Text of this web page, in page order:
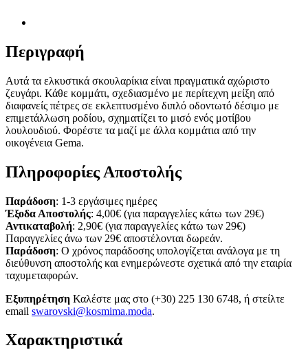
Περιγραφή
Αυτά τα ελκυστικά σκουλαρίκια είναι πραγματικά αχώριστο
ζευγάρι. Κάθε κομμάτι, σχεδιασμένο με περίτεχνη μείξη από
διαφανείς πέτρες σε εκλεπτυσμένο διπλό οδοντωτό δέσιμο με
επιμετάλλωση ροδίου, σχηματίζει το μισό ενός μοτίβου
λουλουδιού. Φορέστε τα μαζί με άλλα κομμάτια από την
οικογένεια Gema.
Πληροφορίες Αποστολής
Παράδοση: 1-3 εργάσιμες ημέρες
Έξοδα Αποστολής: 4,00€ (για παραγγελίες κάτω των 29€)
Αντικαταβολή: 2,90€ (για παραγγελίες κάτω των 29€)
Παραγγελίες άνω των 29€ αποστέλονται δωρεάν.
Παράδοση: Ο χρόνος παράδοσης υπολογίζεται ανάλογα με τη
διεύθυνση αποστολής και ενημερώνεστε σχετικά από την εταιρία
ταχυμεταφορών.
Εξυπηρέτηση Καλέστε μας στο (+30) 225 130 6748, ή στείλτε
email swarovski@kosmima.moda.
Χαρακτηριστικά